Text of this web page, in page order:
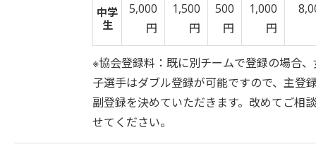
中学
生
5,000
円
1,500
円
500
円
1,000
円
※協会登録料：既に別チームで登録の場合、
子選手はダブル登録が可能ですので、主登
副登録を決めていただきます。改めてご相
せてください。